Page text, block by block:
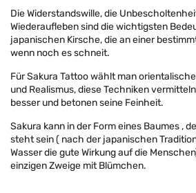
Die Widerstandswille, die
Wiederaufleben sind die wichtigsten
japanischen Kirsche, die an einer
wenn noch es schneit.
Für Sakura Tattoo wählt man
und Realismus, diese Techniken
besser und betonen seine Feinheit.
Sakura kann in der Form eines Baumes ,
steht sein ( nach der japanischen
Wasser die gute Wirkung auf die
einzigen Zweige mit Blümchen.